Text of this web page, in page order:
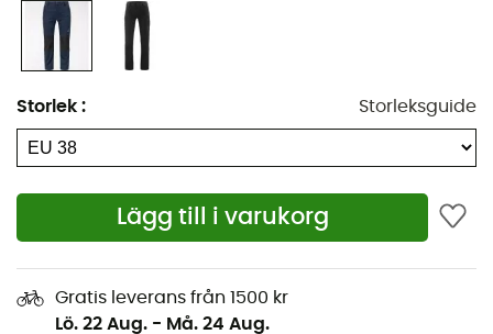
Storlek : Storleksguide
Lägg till i varukorg
Gratis leverans från 1500 kr
Lö. 22 Aug. - Må. 24 Aug.